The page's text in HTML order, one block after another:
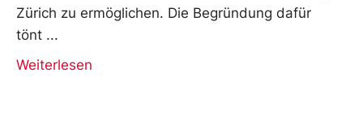
Zürich zu ermöglichen. Die Begründung dafür
tönt
Weiterlesen